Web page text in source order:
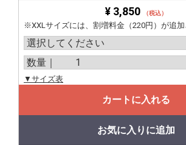
¥ 3,850 （税込）
※XXLサイズには、割増料金（220円）が追加
▼サイズ表
カートに入れる
お気に入りに追加